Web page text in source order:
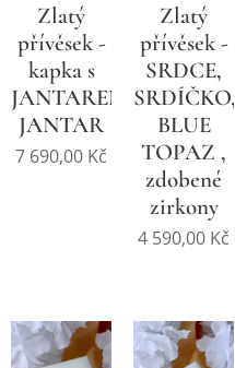
Zlatý
přívěsek -
kapka s
JANTAREM,
JANTAR
7 690,00 Kč
Zlatý
přívěsek -
SRDCE,
SRDÍČKO,
BLUE
TOPAZ ,
zdobené
zirkony
4 590,00 Kč